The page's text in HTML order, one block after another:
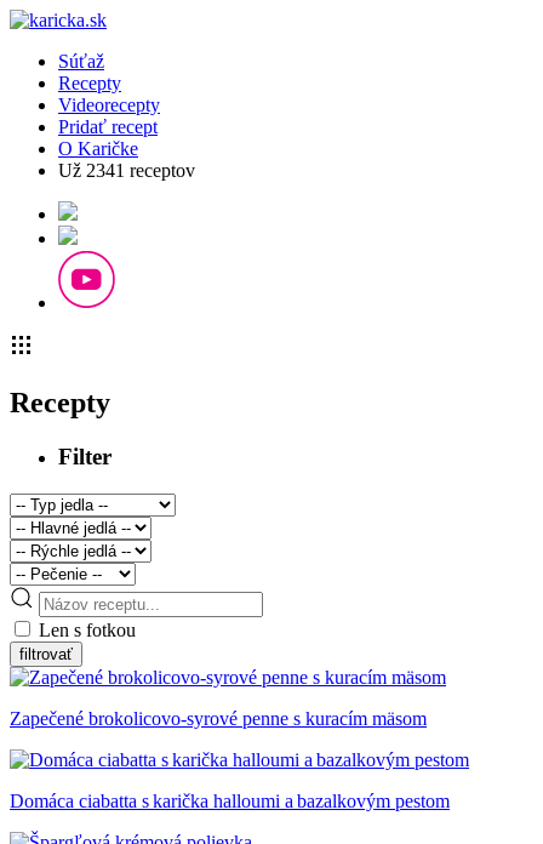
Súťaž
Recepty
Videorecepty
Pridať recept
O Karičke
Už 2341 receptov
Recepty
Filter
Len s fotkou
Zapečené brokolicovo-syrové penne s kuracím mäsom
Domáca ciabatta s karička halloumi a bazalkovým pestom